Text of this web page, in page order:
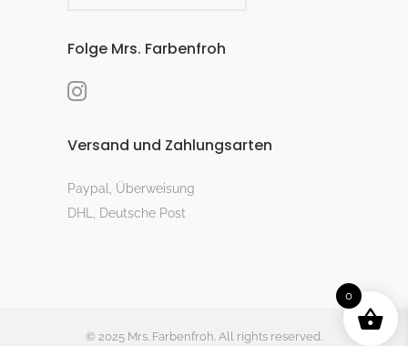
Folge Mrs. Farbenfroh
Versand und Zahlungsarten
Paypal, Überweisung
DHL, Deutsche Post
© 2025 Mrs. Farbenfroh. All rights reserved.
0